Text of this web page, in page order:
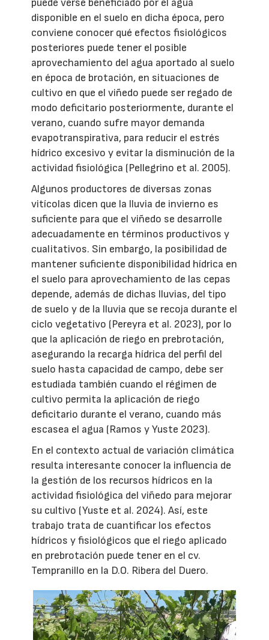
puede verse beneficiado por el agua
disponible en el suelo en dicha época, pero
conviene conocer qué efectos fisiológicos
posteriores puede tener el posible
aprovechamiento del agua aportado al suelo
en época de brotación, en situaciones de
cultivo en que el viñedo puede ser regado de
modo deficitario posteriormente, durante el
verano, cuando sufre mayor demanda
evapotranspirativa, para reducir el estrés
hídrico excesivo y evitar la disminución de la
actividad fisiológica (Pellegrino et al. 2005).
Algunos productores de diversas zonas
vitícolas dicen que la lluvia de invierno es
suficiente para que el viñedo se desarrolle
adecuadamente en términos productivos y
cualitativos. Sin embargo, la posibilidad de
mantener suficiente disponibilidad hídrica en
el suelo para aprovechamiento de las cepas
depende, además de dichas lluvias, del tipo
de suelo y de la lluvia que se recoja durante el
ciclo vegetativo (Pereyra et al. 2023), por lo
que la aplicación de riego en prebrotación,
asegurando la recarga hídrica del perfil del
suelo hasta capacidad de campo, debe ser
estudiada también cuando el régimen de
cultivo permita la aplicación de riego
deficitario durante el verano, cuando más
escasea el agua (Ramos y Yuste 2023).
En el contexto actual de variación climática
resulta interesante conocer la influencia de
la gestión de los recursos hídricos en la
actividad fisiológica del viñedo para mejorar
su cultivo (Yuste et al. 2024). Así, este
trabajo trata de cuantificar los efectos
hídricos y fisiológicos que el riego aplicado
en prebrotación puede tener en el cv.
Tempranillo en la D.O. Ribera del Duero.